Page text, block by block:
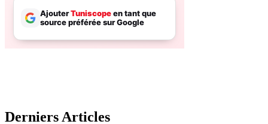
Derniers Articles